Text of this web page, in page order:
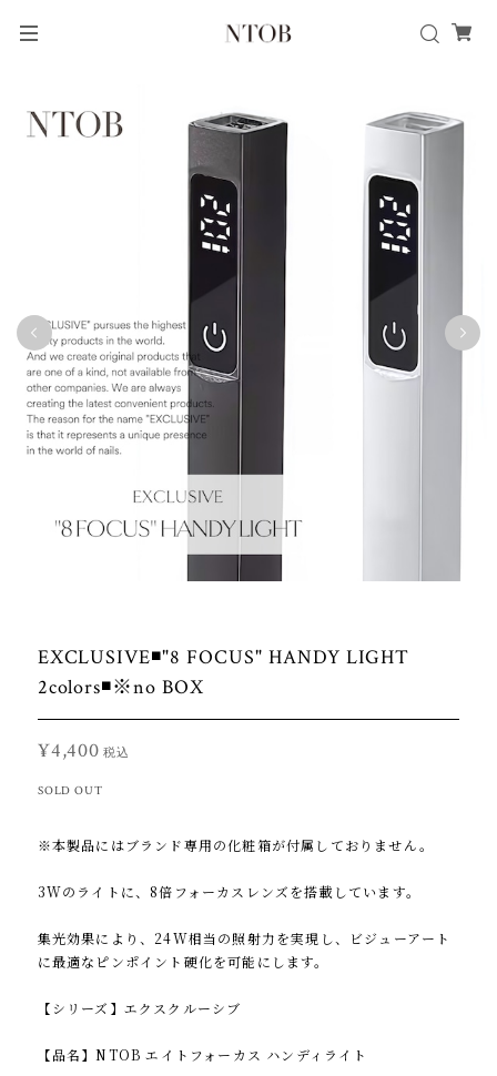
EXCLUSIVE◾️"8 FOCUS" HANDY LIGHT
2colors◾️※no BOX
¥4,400 税込
SOLD OUT
※本製品にはブランド専用の化粧箱が付属しておりません。
3Wのライトに、8倍フォーカスレンズを搭載しています。
集光効果により、24W相当の照射力を実現し、ビジューアート
に最適なピンポイント硬化を可能にします。
【シリーズ】エクスクルーシブ
【品名】NTOB エイトフォーカス ハンディライト